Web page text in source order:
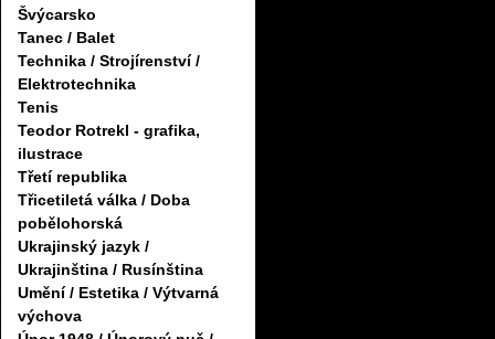
Švýcarsko
Tanec / Balet
Technika / Strojírenství /
Elektrotechnika
Tenis
Teodor Rotrekl - grafika,
ilustrace
Třetí republika
Třicetiletá válka / Doba
pobělohorská
Ukrajinský jazyk /
Ukrajinština / Rusínština
Umění / Estetika / Výtvarná
výchova